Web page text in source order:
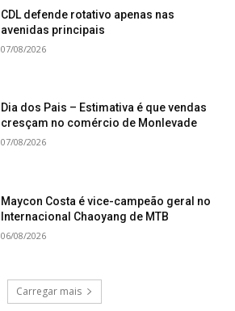
CDL defende rotativo apenas nas
avenidas principais
07/08/2026
Dia dos Pais – Estimativa é que vendas
cresçam no comércio de Monlevade
07/08/2026
Maycon Costa é vice-campeão geral no
Internacional Chaoyang de MTB
06/08/2026
Carregar mais